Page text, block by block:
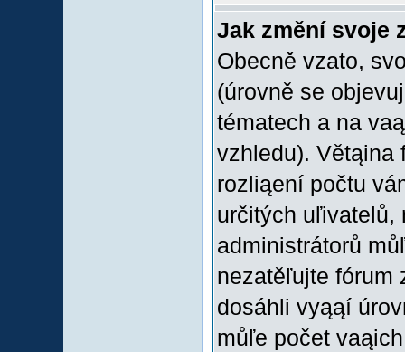
Jak změní svoje
Obecně vzato,
(úrovně se
tématech a na
vzhledu). Větąina
rozliąení počtu
určitých uľivatelů,
administrátorů
nezatěľujte fórum
dosáhli vyąąí
můľe počet